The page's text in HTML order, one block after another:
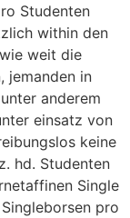
Studenten
within den
weit die
jemanden in
anderem
einsatz von
keine
hd. Studenten
Single
pro